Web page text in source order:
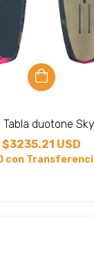
duotone
$3235.21 USD
con